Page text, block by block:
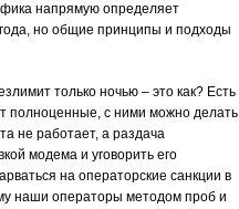
напрямую определяет
года, но общие принципы и подходы
только ночью – это как? Есть
полноценные, с ними можно делать
не работает, а раздача
модема и уговорить его
на операторские санкции в
наши операторы методом проб и